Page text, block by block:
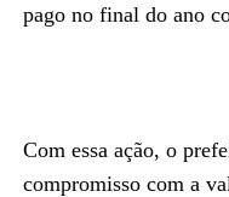
pago no final do ano
Com essa ação, o
compromisso com a